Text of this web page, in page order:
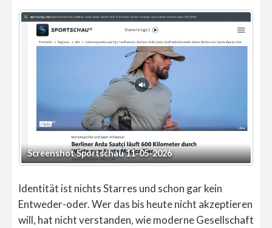
Screenshot Sportschau 11-05-2026
Identität ist nichts Starres und schon gar kein
Entweder-oder. Wer das bis heute nicht akzeptieren
will, hat nicht verstanden, wie moderne Gesellschaft